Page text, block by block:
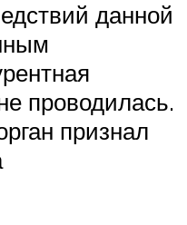
данной
проводилась.
признал